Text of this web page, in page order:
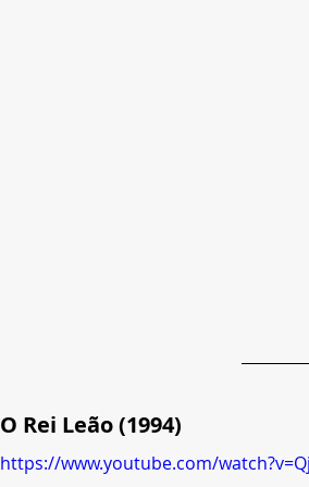
O Rei Leão (1994)
https://www.youtube.com/